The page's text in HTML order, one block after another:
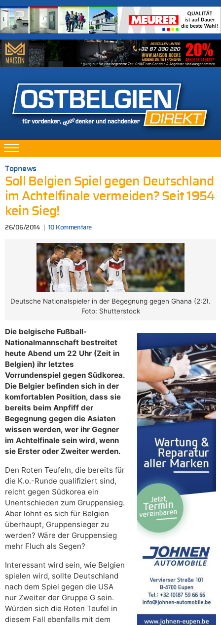
Topnews
Soll Belgien Spiel gegen Deutschland
im Achtelfinale vermeiden? Seit 1954
kein Sieg!
26/06/2014 10 Kommentare
Deutsche Nationalspieler in der Begegnung gegen Ghana (2:2).
Foto: Shutterstock
Die belgische Fußball-
Nationalmannschaft bestreitet
heute Abend um 22 Uhr (Zeit in
Belgien) ihr letztes
Vorrundenspiel gegen Südkorea.
Die Belgier befinden sich in der
komfortablen Position, dass sie
bereits beim Anpfiff der
Begegnung gegen die Asiaten
wissen werden, wer ihr Gegner
im Achtelfinale sein wird, wenn
sie Erster oder Zweiter werden.
Den Roten Teufeln, die bereits für
die K.o.-Runde qualifiziert sind,
reicht gegen Südkorea ein
Unentschieden zum Gruppensieg.
Aber lohnt es sich für Belgien
überhaupt, Gruppensieger zu
werden? Wäre der Gruppensieg
mehr Fluch als Segen?
Interessant wird sein, wie Belgien
spielen wird, sollte Deutschland
nach dem Spiel gegen die USA
nur Zweiter der Gruppe G sein.
Würden sich die Roten Teufel in
diesem Fall ebenfalls mit dem